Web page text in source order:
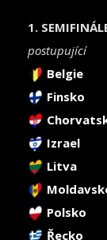
1.
postupující
Belgie
Finsko
Izrael
Litva
Polsko
Řecko